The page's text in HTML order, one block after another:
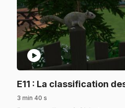
play_circle
E11 : La classification
3 min 40 s